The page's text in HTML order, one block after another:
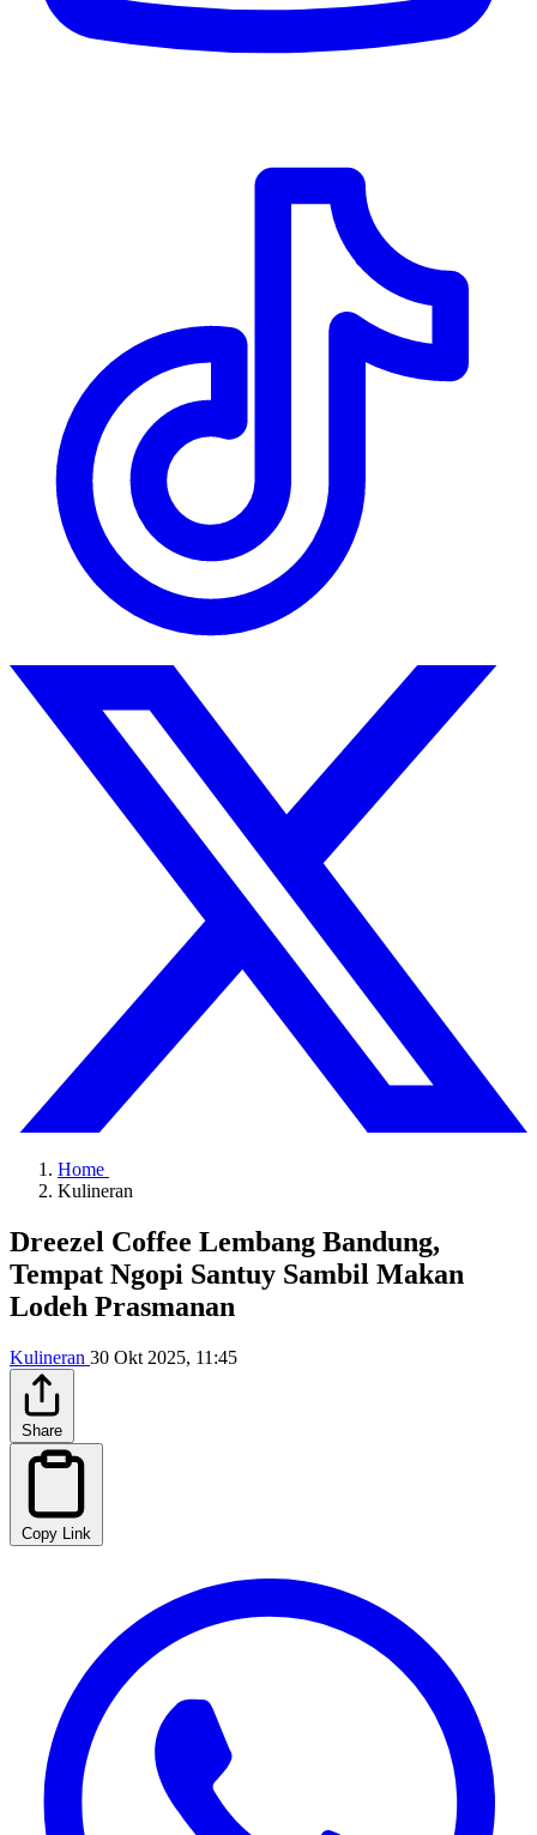
Home
Kulineran
Dreezel Coffee Lembang Bandung,
Tempat Ngopi Santuy Sambil Makan
Lodeh Prasmanan
Kulineran 30 Okt 2025, 11:45
Share
Copy Link